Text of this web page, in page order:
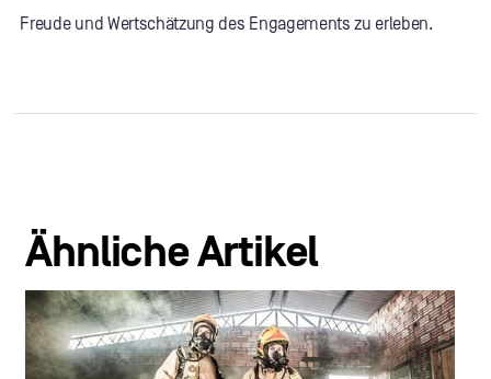
Freude und Wertschätzung des Engagements zu erleben.
Ähnliche Artikel